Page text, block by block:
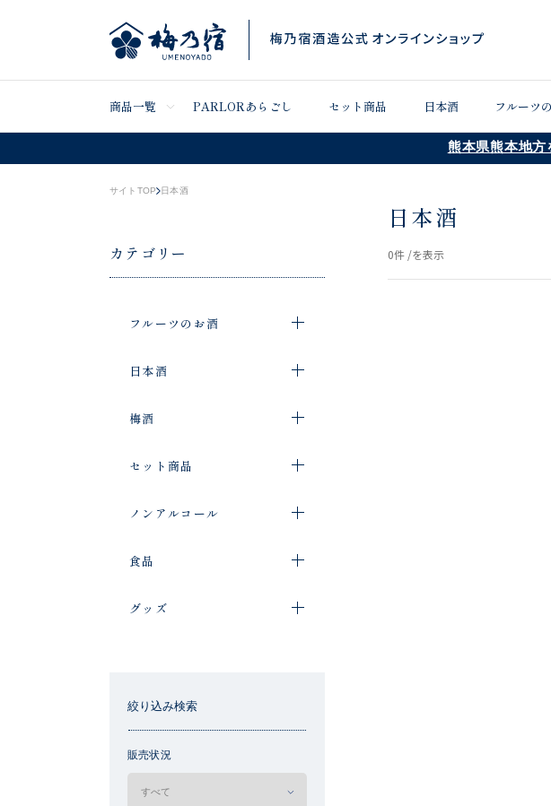
商品一覧 PARLORあらごし セット商品 日本酒 フルーツ
熊本県熊本地方
サイトTOP 日本酒
カテゴリー
フルーツのお酒
日本酒
梅酒
セット商品
ノンアルコール
食品
グッズ
絞り込み検索
販売状況
日本酒
0件 /を表示